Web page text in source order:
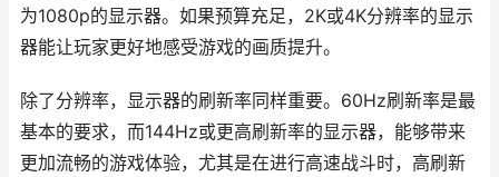
为1080p的显示器。如果预算充足，2K或4K分辨率的显示
器能让玩家更好地感受游戏的画质提升。
除了分辨率，显示器的刷新率同样重要。60Hz刷新率是最
基本的要求，而144Hz或更高刷新率的显示器，能够带来
更加流畅的游戏体验，尤其是在进行高速战斗时，高刷新